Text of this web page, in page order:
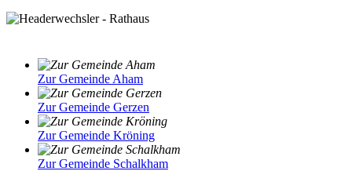
Zur Gemeinde Aham
Zur Gemeinde Gerzen
Zur Gemeinde Kröning
Zur Gemeinde Schalkham